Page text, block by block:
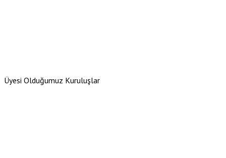
Üyesi Olduğumuz Kuruluşlar